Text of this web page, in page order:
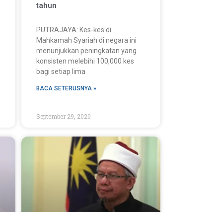
tahun
PUTRAJAYA: Kes-kes di
Mahkamah Syariah di negara ini
menunjukkan peningkatan yang
konsisten melebihi 100,000 kes
bagi setiap lima
BACA SETERUSNYA »
September 29, 2020